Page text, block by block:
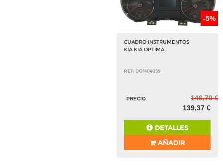
-5%
CUADRO INSTRUMENTOS
KIA KIA OPTIMA
REF: DO1404059
PRECIO
146,70 €
139,37 €
DETALLES
AÑADIR